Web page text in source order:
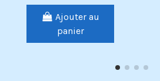
Ajouter au
panier